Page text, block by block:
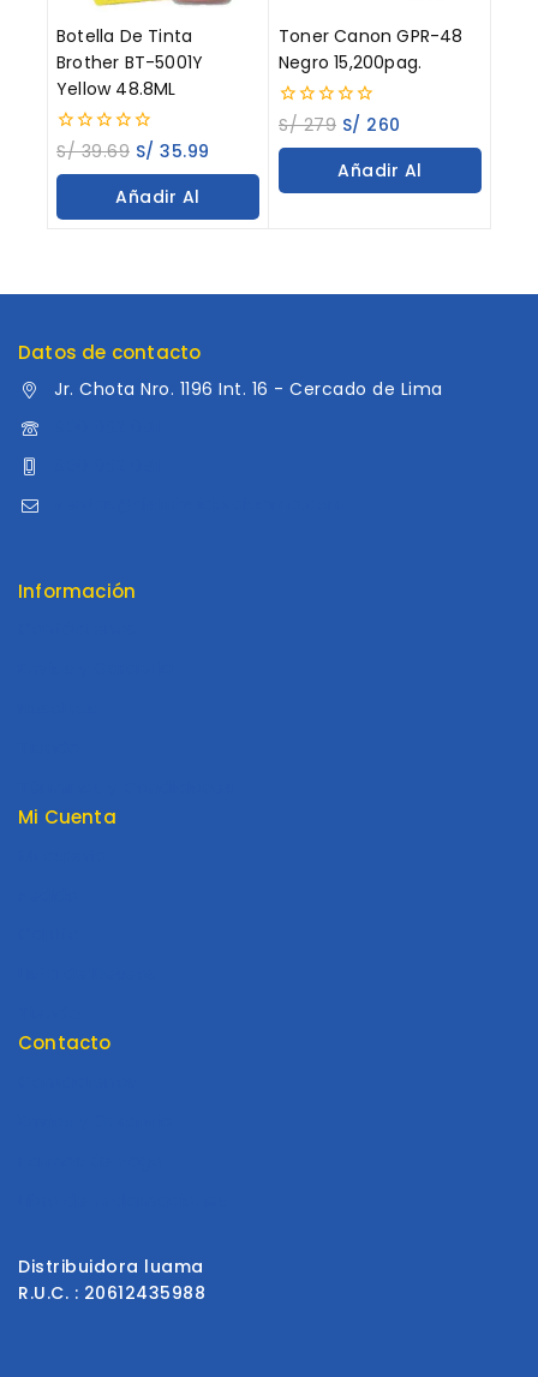
Botella De Tinta
Brother BT-5001Y
Yellow 48.8ML
0
out
of
S/39.69 S/ 35.99
Añadir Al
Toner Canon GPR-48
Negro 15,200pag.
0
out
of
S/279 S/ 260
Añadir Al
Datos de contacto
Jr. Chota Nro. 1196 Int. 16 - Cercado de Lima
Información
Mi Cuenta
Contacto
Distribuidora luama
R.U.C. : 20612435988